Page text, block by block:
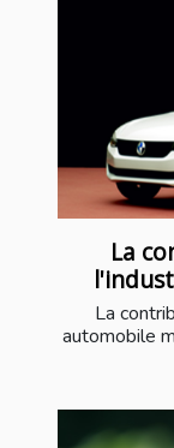
La
La
automobile